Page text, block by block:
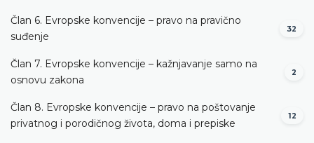
Član 6. Evropske konvencije – pravo na pravično
suđenje
32
Član 7. Evropske konvencije – kažnjavanje samo na
osnovu zakona
2
Član 8. Evropske konvencije – pravo na poštovanje
privatnog i porodičnog života, doma i prepiske
12